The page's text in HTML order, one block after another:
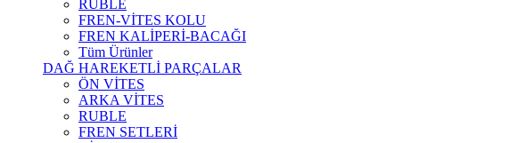
RUBLE
FREN-VİTES KOLU
FREN KALİPERİ-BACAĞI
Tüm Ürünler
DAĞ HAREKETLİ PARÇALAR
ÖN VİTES
ARKA VİTES
RUBLE
FREN SETLERİ